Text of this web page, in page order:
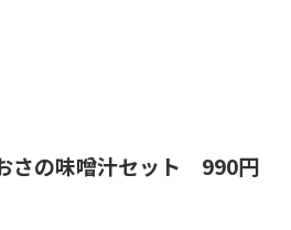
さの味噌汁セット 990円